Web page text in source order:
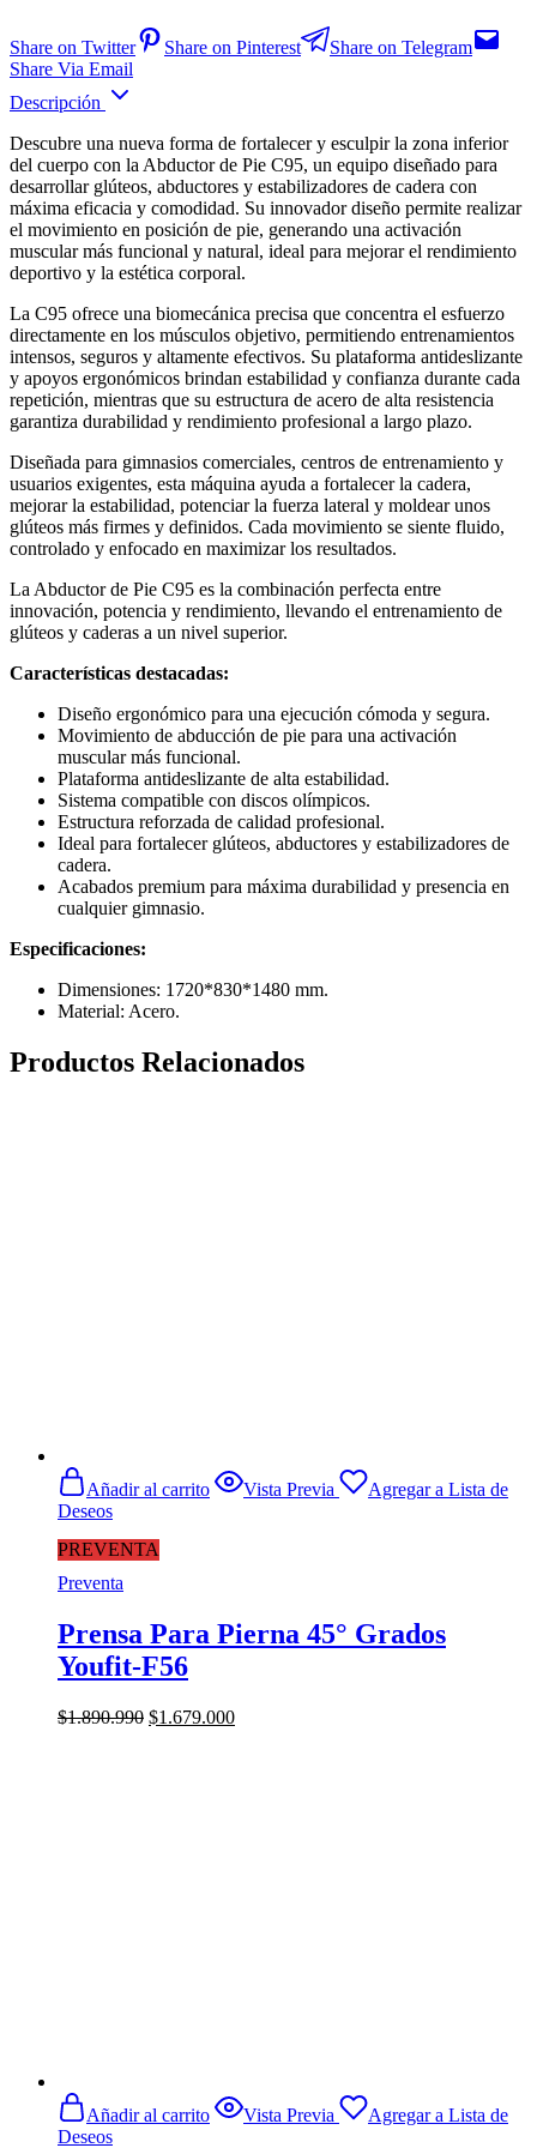
Share on Twitter Share on Pinterest
Share on Telegram
Share Via Email
Descripción
Descubre una nueva forma de fortalecer y esculpir la zona inferior
del cuerpo con la Abductor de Pie C95, un equipo diseñado para
desarrollar glúteos, abductores y estabilizadores de cadera con
máxima eficacia y comodidad. Su innovador diseño permite realizar
el movimiento en posición de pie, generando una activación
muscular más funcional y natural, ideal para mejorar el rendimiento
deportivo y la estética corporal.
La C95 ofrece una biomecánica precisa que concentra el esfuerzo
directamente en los músculos objetivo, permitiendo entrenamientos
intensos, seguros y altamente efectivos. Su plataforma antideslizante
y apoyos ergonómicos brindan estabilidad y confianza durante cada
repetición, mientras que su estructura de acero de alta resistencia
garantiza durabilidad y rendimiento profesional a largo plazo.
Diseñada para gimnasios comerciales, centros de entrenamiento y
usuarios exigentes, esta máquina ayuda a fortalecer la cadera,
mejorar la estabilidad, potenciar la fuerza lateral y moldear unos
glúteos más firmes y definidos. Cada movimiento se siente fluido,
controlado y enfocado en maximizar los resultados.
La Abductor de Pie C95 es la combinación perfecta entre
innovación, potencia y rendimiento, llevando el entrenamiento de
glúteos y caderas a un nivel superior.
Características destacadas:
Diseño ergonómico para una ejecución cómoda y segura.
Movimiento de abducción de pie para una activación
muscular más funcional.
Plataforma antideslizante de alta estabilidad.
Sistema compatible con discos olímpicos.
Estructura reforzada de calidad profesional.
Ideal para fortalecer glúteos, abductores y estabilizadores de
cadera.
Acabados premium para máxima durabilidad y presencia en
cualquier gimnasio.
Especificaciones:
Dimensiones: 1720*830*1480 mm.
Material: Acero.
Productos Relacionados
PREVENTA
Añadir al carrito Vista Previa
Agregar a Lista de
Deseos
Preventa
Prensa Para Pierna 45° Grados
Youfit-F56
$1.890.990 El
$1.679.000El
Añadir al carrito Vista Previa
Agregar a Lista de
Deseos